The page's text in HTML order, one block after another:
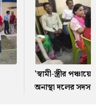
'স্বামী-স্ত্রীর
অনাস্থা দলের